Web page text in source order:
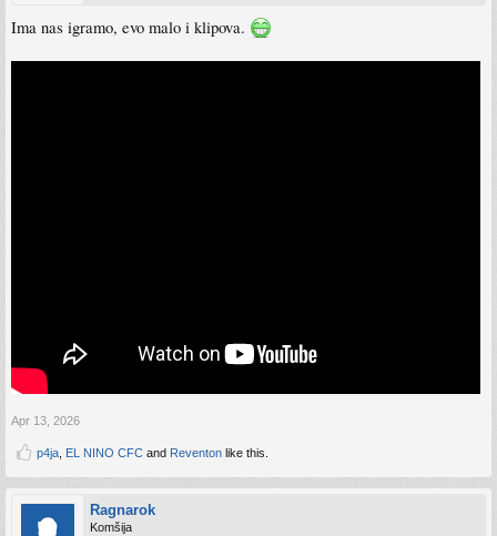
Ima nas igramo, evo malo i klipova.
Apr 13, 2026
p4ja EL NINO CFC and Reventon like this.
Ragnarok
Komšija